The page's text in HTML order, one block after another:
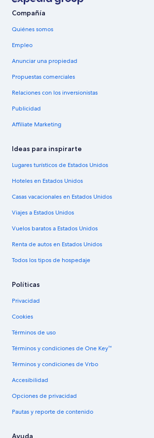
Compañía
Quiénes somos
Empleo
Anunciar una propiedad
Propuestas comerciales
Relaciones con los inversionistas
Publicidad
Affiliate Marketing
Ideas para inspirarte
Lugares turísticos de Estados Unidos
Hoteles en Estados Unidos
Casas vacacionales en Estados Unidos
Viajes a Estados Unidos
Vuelos baratos a Estados Unidos
Renta de autos en Estados Unidos
Todos los tipos de hospedaje
Políticas
Privacidad
Cookies
Términos de uso
Términos y condiciones de One Key™
Términos y condiciones de Vrbo
Accesibilidad
Opciones de privacidad
Pautas y reporte de contenido
Ayuda